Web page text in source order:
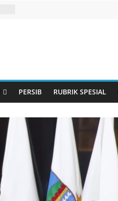
PERSIB RUBRIK SPESIAL